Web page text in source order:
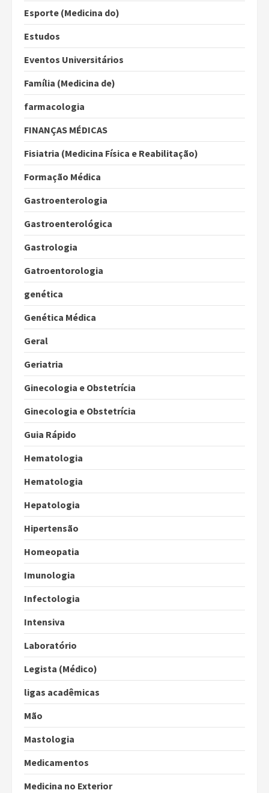
Esporte (Medicina do)
Estudos
Eventos Universitários
Família (Medicina de)
farmacologia
FINANÇAS MÉDICAS
Fisiatria (Medicina Física e Reabilitação)
Formação Médica
Gastroenterologia
Gastroenterológica
Gastrologia
Gatroentorologia
genética
Genética Médica
Geral
Geriatria
Ginecologia e Obstetrícia
Ginecologia e Obstetrícia
Guia Rápido
Hematologia
Hematologia
Hepatologia
Hipertensão
Homeopatia
Imunologia
Infectologia
Intensiva
Laboratório
Legista (Médico)
ligas acadêmicas
Mão
Mastologia
Medicamentos
Medicina no Exterior